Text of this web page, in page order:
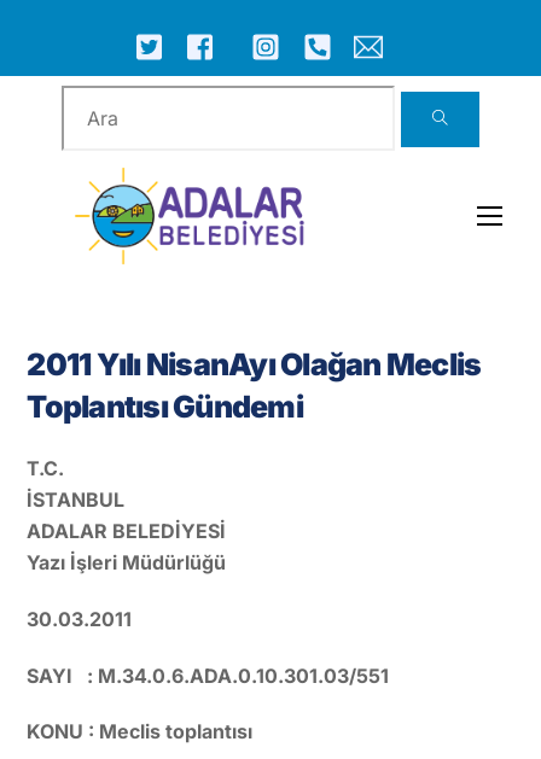
content
ICON
LABEL
ICON
LABEL
ICON
ICON
LABEL
ICON
LABEL
ICON
LABEL
2011 Yılı NisanAyı Olağan Meclis
Toplantısı Gündemi
T.C.
İSTANBUL
ADALAR BELEDİYESİ
Yazı İşleri Müdürlüğü
30.03.2011
SAYI : M.34.0.6.ADA.0.10.301.03/551
KONU : Meclis toplantısı